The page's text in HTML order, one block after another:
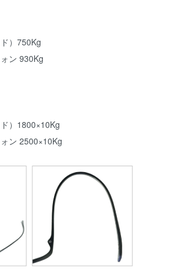
）750Kg
ン 930Kg
）1800×10Kg
ン 2500×10Kg